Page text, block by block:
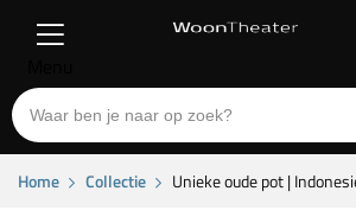
Home Collectie Unieke oude pot |